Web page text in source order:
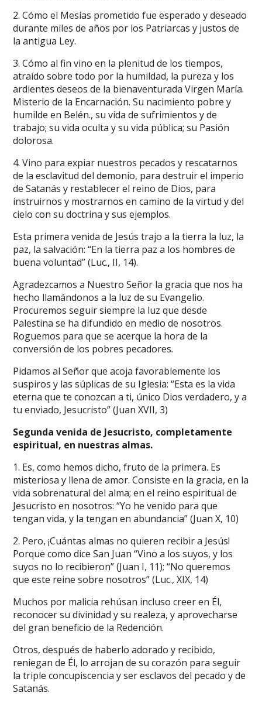
2. Cómo el Mesías prometido fue esperado y deseado
durante miles de años por los Patriarcas y justos de
la antigua Ley.
3. Cómo al fin vino en la plenitud de los tiempos,
atraído sobre todo por la humildad, la pureza y los
ardientes deseos de la bienaventurada Virgen María.
Misterio de la Encarnación. Su nacimiento pobre y
humilde en Belén., su vida de sufrimientos y de
trabajo; su vida oculta y su vida pública; su Pasión
dolorosa.
4. Vino para expiar nuestros pecados y rescatarnos
de la esclavitud del demonio, para destruir el imperio
de Satanás y restablecer el reino de Dios, para
instruirnos y mostrarnos en camino de la virtud y del
cielo con su doctrina y sus ejemplos.
Esta primera venida de Jesús trajo a la tierra la luz, la
paz, la salvación: “En la tierra paz a los hombres de
buena voluntad” (Luc., II, 14).
Agradezcamos a Nuestro Señor la gracia que nos ha
hecho llamándonos a la luz de su Evangelio.
Procuremos seguir siempre la luz que desde
Palestina se ha difundido en medio de nosotros.
Roguemos para que se acerque la hora de la
conversión de los pobres pecadores.
Pidamos al Señor que acoja favorablemente los
suspiros y las súplicas de su Iglesia: “Esta es la vida
eterna que te conozcan a ti, único Dios verdadero, y a
tu enviado, Jesucristo” (Juan XVII, 3)
Segunda venida de Jesucristo, completamente
espiritual, en nuestras almas.
1. Es, como hemos dicho, fruto de la primera. Es
misteriosa y llena de amor. Consiste en la gracia, en la
vida sobrenatural del alma; en el reino espiritual de
Jesucristo en nosotros: “Yo he venido para que
tengan vida, y la tengan en abundancia” (Juan X, 10)
2. Pero, ¡Cuántas almas no quieren recibir a Jesús!
Porque como dice San Juan “Vino a los suyos, y los
suyos no lo recibieron” (Juan I, 11); “No queremos
que este reine sobre nosotros” (Luc., XIX, 14)
Muchos por malicia rehúsan incluso creer en Él,
reconocer su divinidad y su realeza, y aprovecharse
del gran beneficio de la Redención.
Otros, después de haberlo adorado y recibido,
reniegan de Él, lo arrojan de su corazón para seguir
la triple concupiscencia y ser esclavos del pecado y de
Satanás.